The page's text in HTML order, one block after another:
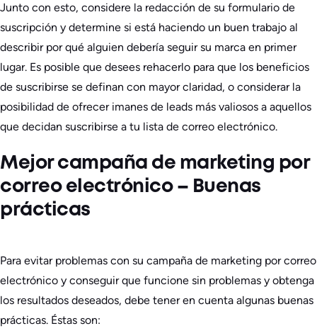
Junto con esto, considere la redacción de su formulario de
suscripción y determine si está haciendo un buen trabajo al
describir por qué alguien debería seguir su marca en primer
lugar. Es posible que desees rehacerlo para que los beneficios
de suscribirse se definan con mayor claridad, o considerar la
posibilidad de ofrecer imanes de leads más valiosos a aquellos
que decidan suscribirse a tu lista de correo electrónico.
Mejor campaña de marketing por
correo electrónico – Buenas
prácticas
Para evitar problemas con su campaña de marketing por correo
electrónico y conseguir que funcione sin problemas y obtenga
los resultados deseados, debe tener en cuenta algunas buenas
prácticas. Éstas son: